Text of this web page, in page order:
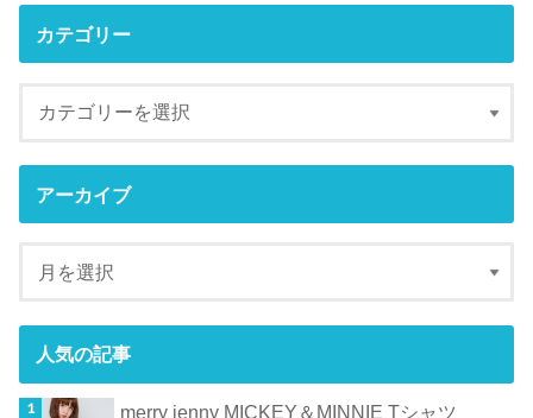
カテゴリー
アーカイブ
人気の記事
merry jenny MICKEY＆MINNIE Tシャツ